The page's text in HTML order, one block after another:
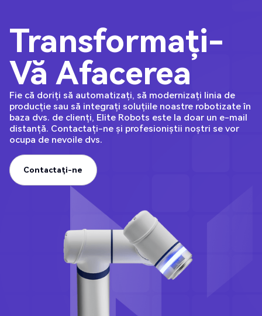
Transformați-
Vă Afacerea
Fie că doriți să automatizați, să modernizați linia de
producție sau să integrați soluțiile noastre robotizate în
baza dvs. de clienți, Elite Robots este la doar un e-mail
distanță. Contactați-ne și profesioniștii noștri se vor
ocupa de nevoile dvs.
Contactați-ne
Contactați-ne